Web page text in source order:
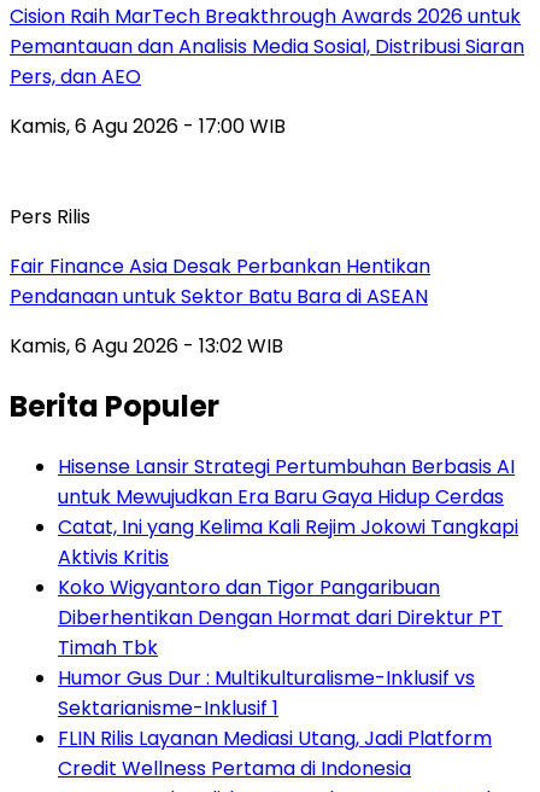
Cision Raih MarTech Breakthrough Awards 2026 untuk
Pemantauan dan Analisis Media Sosial, Distribusi Siaran
Pers, dan AEO
Kamis, 6 Agu 2026 - 17:00 WIB
Pers Rilis
Fair Finance Asia Desak Perbankan Hentikan
Pendanaan untuk Sektor Batu Bara di ASEAN
Kamis, 6 Agu 2026 - 13:02 WIB
Berita Populer
Hisense Lansir Strategi Pertumbuhan Berbasis AI
untuk Mewujudkan Era Baru Gaya Hidup Cerdas
Catat, Ini yang Kelima Kali Rejim Jokowi Tangkapi
Aktivis Kritis
Koko Wigyantoro dan Tigor Pangaribuan
Diberhentikan Dengan Hormat dari Direktur PT
Timah Tbk
Humor Gus Dur : Multikulturalisme-Inklusif vs
Sektarianisme-Inklusif 1
FLIN Rilis Layanan Mediasi Utang, Jadi Platform
Credit Wellness Pertama di Indonesia